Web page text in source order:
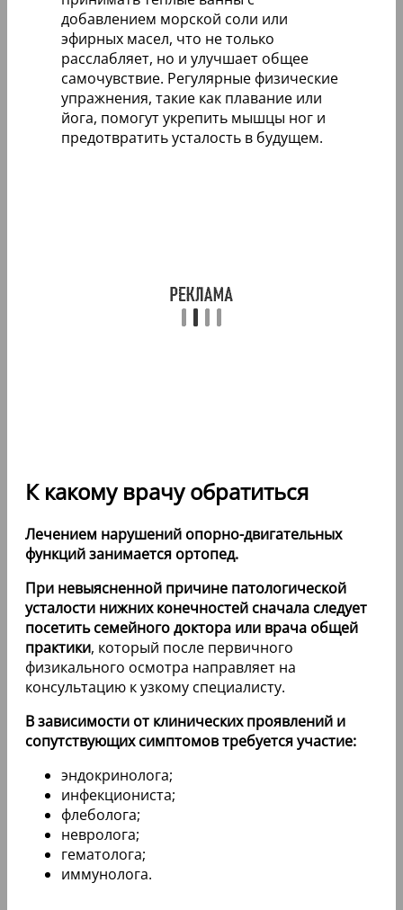
добавлением морской соли или
эфирных масел, что не только
расслабляет, но и улучшает общее
самочувствие. Регулярные физические
упражнения, такие как плавание или
йога, помогут укрепить мышцы ног и
предотвратить усталость в будущем.
К какому врачу обратиться
Лечением нарушений опорно-двигательных
функций занимается ортопед.
При невыясненной причине патологической
усталости нижних конечностей сначала следует
посетить семейного доктора или врача общей
практики, который после первичного
физикального осмотра направляет на
консультацию к узкому специалисту.
В зависимости от клинических проявлений и
сопутствующих симптомов требуется участие:
эндокринолога;
инфекциониста;
флеболога;
невролога;
гематолога;
иммунолога.